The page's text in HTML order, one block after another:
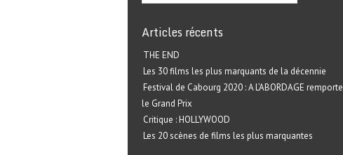
Articles récents
THE END
Les 30 films les plus marquants de la décennie
Festival de Cabourg 2020 : A L’ABORDAGE remporte
le Grand Prix
Critique : HOLLYWOOD
Les 20 scènes de films les plus marquantes